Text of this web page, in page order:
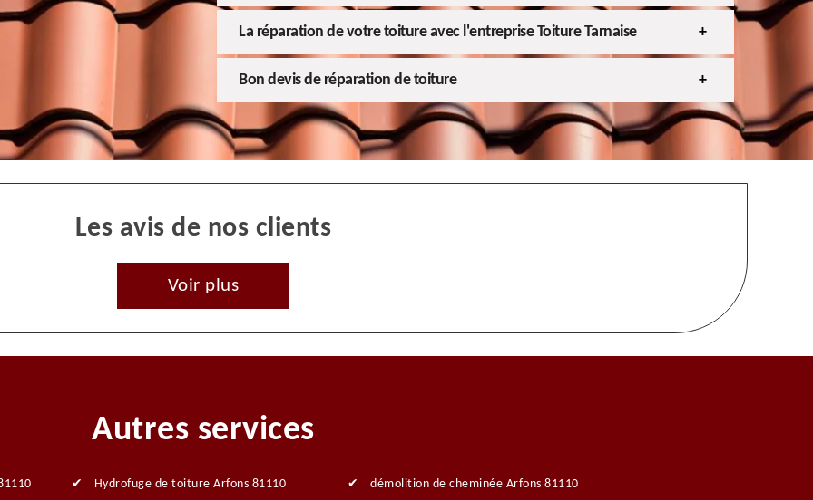
La réparation de votre toiture avec l'entreprise Toiture Tarnaise
Bon devis de réparation de toiture
Les avis de nos clients
Voir plus
Autres services
Hydrofuge de toiture Arfons 81110 démolition de cheminée Arfons 81110